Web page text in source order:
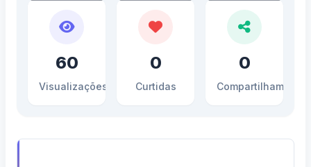
60
Visualizações
0
Curtidas
0
Compartilhamentos